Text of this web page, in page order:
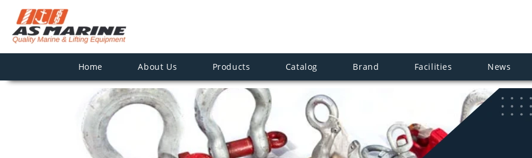
Home About Us Products Catalog Brand Facilities News